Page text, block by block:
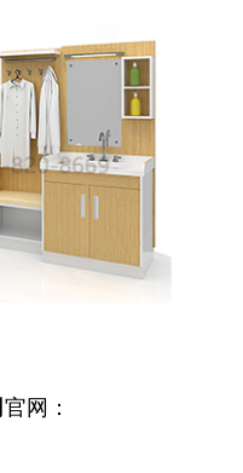
官网：